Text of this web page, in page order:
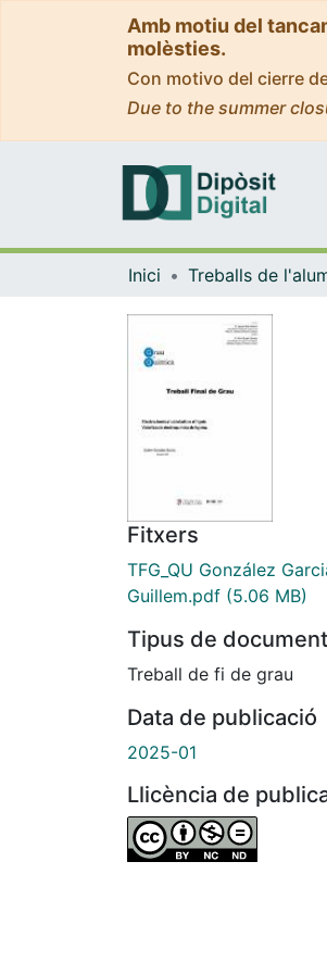
Amb motiu del
molèsties.
Con motivo del cierre
Due to the summer
Inici Treballs de
Fitxers
TFG_QU González
Guillem.pdf (5.06 MB)
Tipus de document
Treball de fi de grau
Data de publicació
2025-01
Llicència de